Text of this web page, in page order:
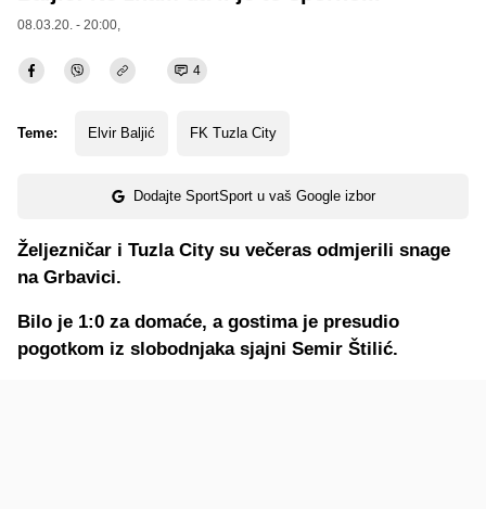
08.03.20. - 20:00,
4
Teme: Elvir Baljić FK Tuzla City
Dodajte SportSport u vaš Google izbor
Željezničar i Tuzla City su večeras odmjerili snage
na Grbavici.
Bilo je 1:0 za domaće, a gostima je presudio
pogotkom iz slobodnjaka sjajni Semir Štilić.